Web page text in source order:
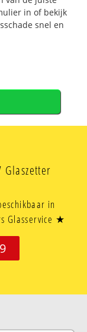
in of bekijk
snel en
Glaszetter
in
Glasservice ★